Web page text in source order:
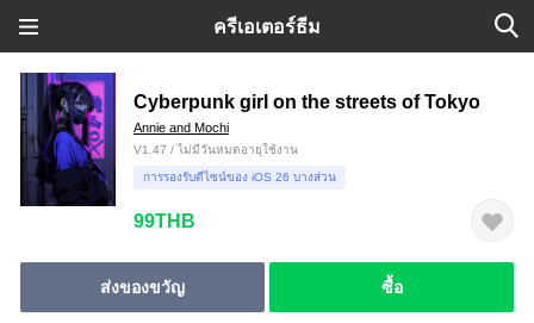
ครีเอเตอร์ธีม
Cyberpunk girl on the streets of Tokyo
Annie and Mochi
V1.47 / ไม่มีวันหมดอายุใช้งาน
การรองรับดีไซน์ของ iOS 26 บางส่วน
99THB
ส่งของขวัญ ซื้อ